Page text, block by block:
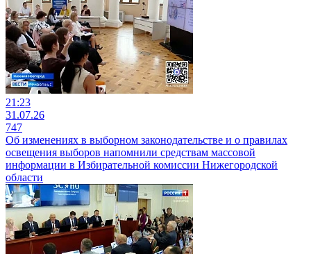
21:23
31.07.26
747
Об изменениях в выборном законодательстве и о правилах
освещения выборов напомнили средствам массовой
информации в Избирательной комиссии Нижегородской
области